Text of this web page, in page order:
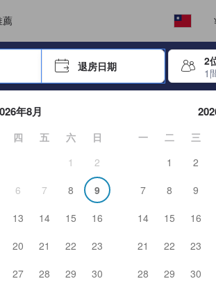
薦
退房日期
2
1
選擇器中查看。使用方向鍵瀏覽入住和退房日
年8月
四 五 六
日
1
2
6 7 8
9
13 14 15
16
20 21 22
23
27 28 29
30
一 二 三
1
2
7
8 9
14
15 16
21
22 23
28
29 30
，確保資訊的可靠性、可信度以及真實性，